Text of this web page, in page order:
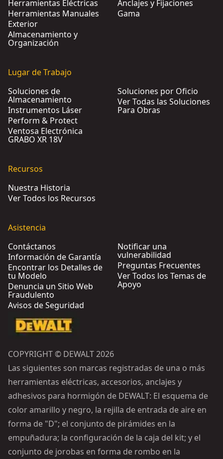
Herramientas Eléctricas
Herramientas Manuales
Exterior
Almacenamiento y
Organización
Anclajes y Fijaciones
Gama
Lugar de Trabajo
Soluciones de
Almacenamiento
Instrumentos Láser
Perform & Protect
Ventosa Electrónica
GRABO XR 18V
Soluciones por Oficio
Ver Todas las Soluciones
Para Obras
Recursos
Nuestra Historia
Ver Todos los Recursos
Asistencia
Contáctanos
Información de Garantía
Encontrar los Detalles de
tu Modelo
Denuncia un Sitio Web
Fraudulento
Avisos de Seguridad
Notificar una
vulnerabilidad
Preguntas Frecuentes
Ver Todos los Temas de
Apoyo
COPYRIGHT © DEWALT 2026
Las siguientes son marcas registradas de una o más
herramientas eléctricas, accesorios, anclajes y
adhesivos para hormigón de DEWALT: El esquema de
color amarillo y negro, la rejilla de entrada de aire en
forma de "D"; el conjunto de pirámides en la
empuñadura; la configuración de la caja del kit; y el
conjunto de jorobas en forma de rombo en la